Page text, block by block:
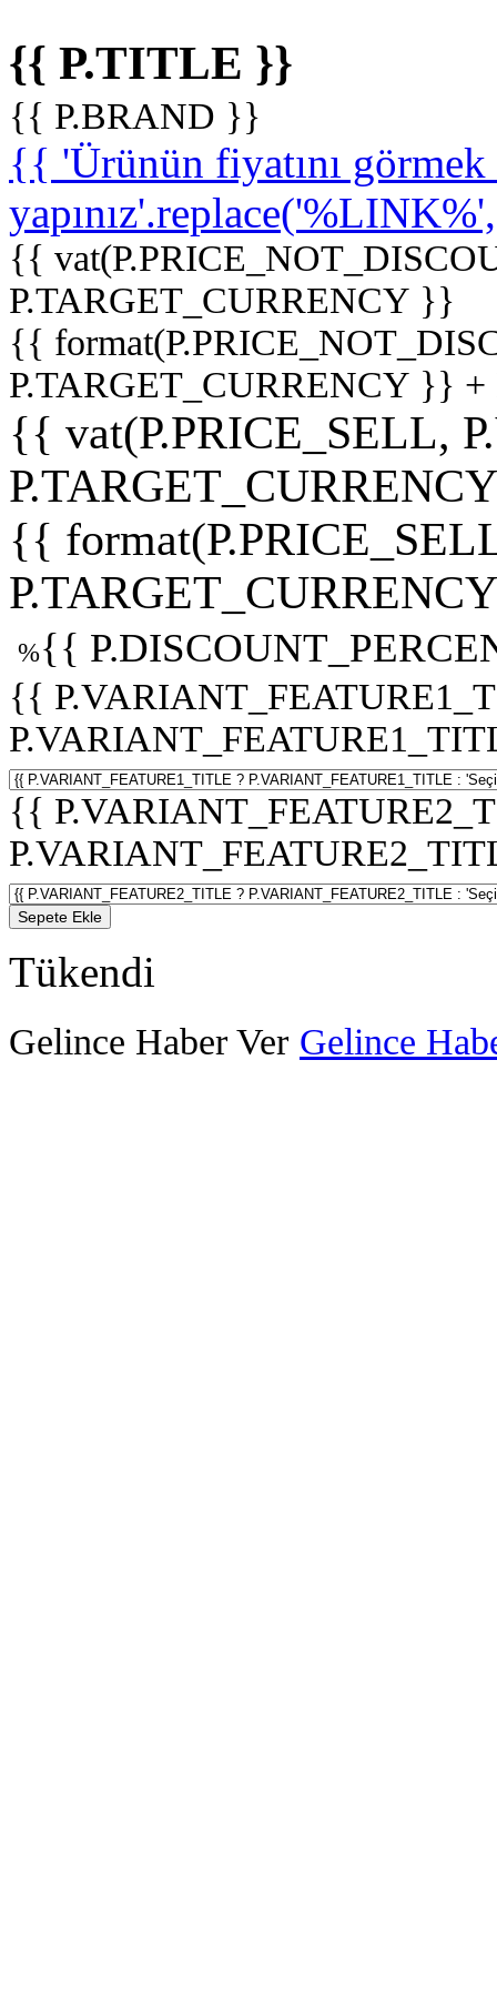
{{ P.TITLE }}
{{ P.BRAND }}
{{ 'Ürünün fiyatını
{{
P.TARGET_CURRENCY }}
{{
P.TARGET_CURRENCY }}
{{ vat(P.PRICE_SELL,
{{
%{{
{{
{{
Sepete Ekle
Tükendi
Gelince Haber Ver Gelince